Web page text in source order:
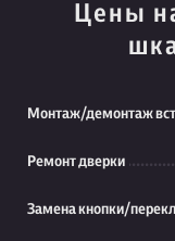
Цены
Монтаж/демонтаж
Ремонт дверки
Замена кнопки/